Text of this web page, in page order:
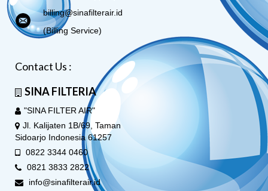
billing@sinafilterair.id
(Billing Service)
Contact Us :
SINA FILTERIA
"SINA FILTER AIR"
Jl. Kalijaten 1B/69, Taman
Sidoarjo Indonesia 61257
0822 3344 0460
0821 3833 2822
info@sinafilterair.id